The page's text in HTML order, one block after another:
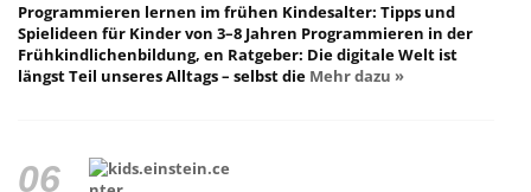
Programmieren lernen im frühen Kindesalter: Tipps und
Spielideen für Kinder von 3–8 Jahren Programmieren in der
Frühkindlichenbildung, en Ratgeber: Die digitale Welt ist
längst Teil unseres Alltags – selbst die Mehr dazu »